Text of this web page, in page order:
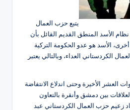
يتبع حزب العمال
الأسد المنطق القديم القائل بأن
الأسد هو عدو الحكومة التركية
الكردستاني العداء، وبالتالي يعتبر
العشر الأخيرة وحتى اندلاع الانتفاضة
بين دمشق وأنقرة بالتعاون
زعيم حزب العمال الكردستاني عبد